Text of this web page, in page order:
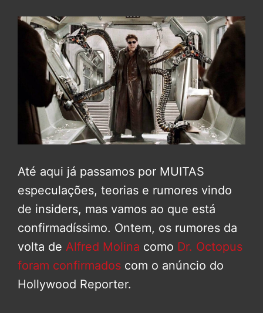
Até aqui já passamos por MUITAS
especulações, teorias e rumores vindo
de insiders, mas vamos ao que está
confirmadíssimo. Ontem, os rumores da
volta de Alfred Molina como Dr. Octopus
foram confirmados com o anúncio do
Hollywood Reporter.